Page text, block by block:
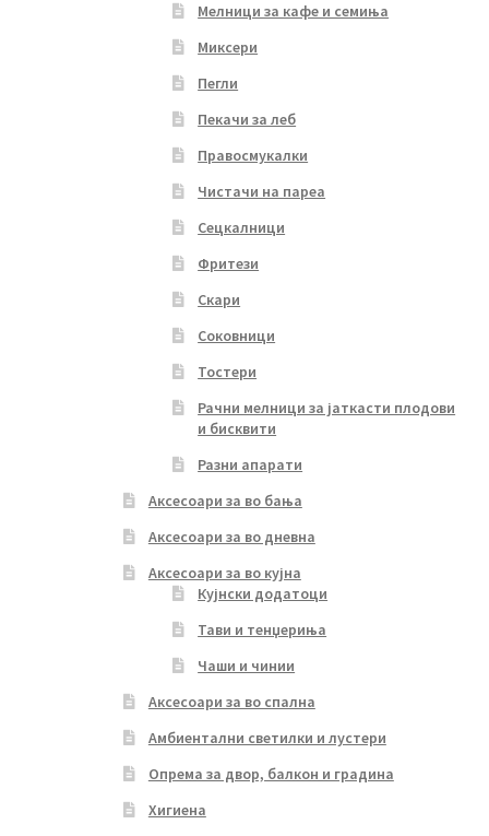
Мелници за кафе и семиња
Миксери
Пегли
Пекачи за леб
Правосмукалки
Чистачи на пареа
Сецкалници
Фритези
Скари
Соковници
Тостери
Рачни мелници за јаткасти плодови
и бисквити
Разни апарати
Аксесоари за во бања
Аксесоари за во дневна
Аксесоари за во кујна
Кујнски додатоци
Тави и тенџериња
Чаши и чинии
Аксесоари за во спална
Амбиентални светилки и лустери
Опрема за двор, балкон и градина
Хигиена